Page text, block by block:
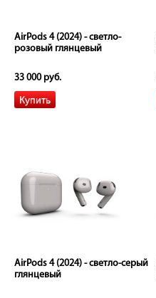
AirPods 4 (2024) - светло-
розовый глянцевый
33 000 руб.
AirPods 4 (2024) - светло-серый
глянцевый